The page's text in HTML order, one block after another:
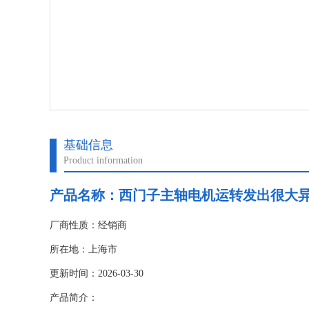
基础信息
Product information
产品名称： 西门子主轴电机运转发出很大
厂商性质：经销商
所在地：上海市
更新时间：2026-03-30
产品简介：